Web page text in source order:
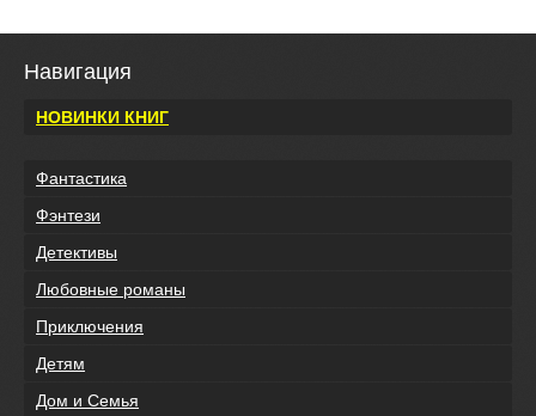
Навигация
НОВИНКИ КНИГ
Фантастика
Фэнтези
Детективы
Любовные романы
Приключения
Детям
Дом и Семья